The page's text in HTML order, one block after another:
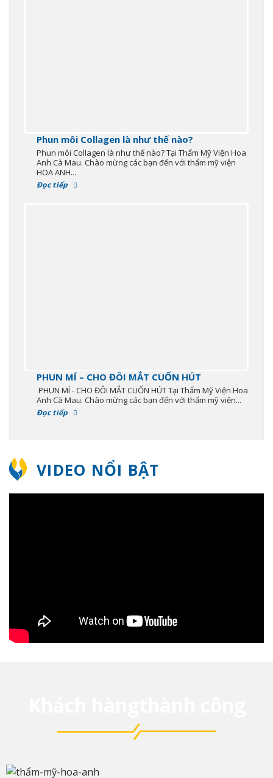
VIDEO NỔI BẬT
Phun môi Collagen là như thế nào?
Phun môi Collagen là như thế nào? Tại Thẩm Mỹ Viện Hoa
Anh Cà Mau. Chào mừng các bạn đến với thẩm mỹ viện
HOA ANH...
Đọc tiếp
PHUN MÍ – CHO ĐÔI MẮT CUỐN HÚT
PHUN MÍ - CHO ĐÔI MẮT CUỐN HÚT Tại Thẩm Mỹ Viện Hoa
Anh Cà Mau. Chào mừng các bạn đến với thẩm mỹ viện...
Đọc tiếp